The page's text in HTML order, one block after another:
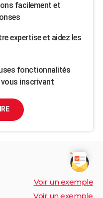
facilement et
expertise et aidez les
fonctionnalités
inscrivant
Voir un exemple
Voir un exemple